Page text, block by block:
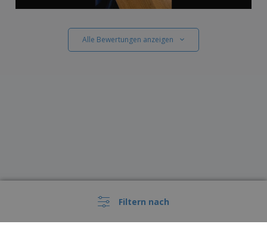
Filtern nach
Alle Bewertungen anzeigen